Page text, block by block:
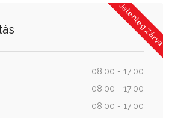
Jelenleg Zárva
08:00 - 17:00
08:00 - 17:00
08:00 - 17:00